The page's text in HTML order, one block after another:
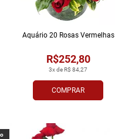
COMPRAR
3x de R$ 84,27
R$252,80
Aquário 20 Rosas Vermelhas